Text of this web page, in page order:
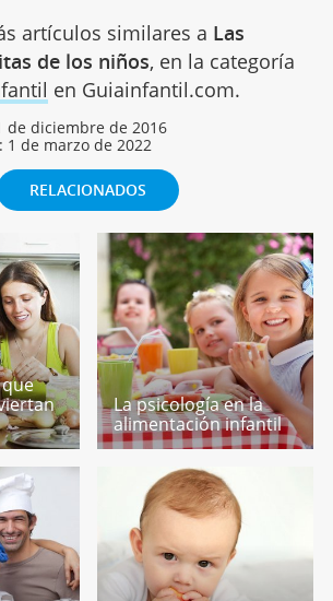
artículos similares a Las
de los niños, en la categoría
en Guiainfantil.com.
de diciembre de 2016
1 de marzo de 2022
RELACIONADOS
La psicología en la
alimentación infantil